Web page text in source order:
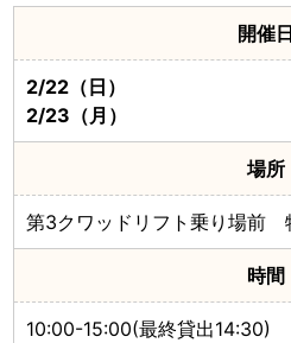
開催日
2/22（日）
2/23（月）
場所
第3クワッドリフト乗り場前
時間
10:00-15:00(最終貸出14:30)